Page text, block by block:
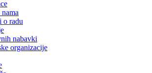
o radu
nabavki
organizacije